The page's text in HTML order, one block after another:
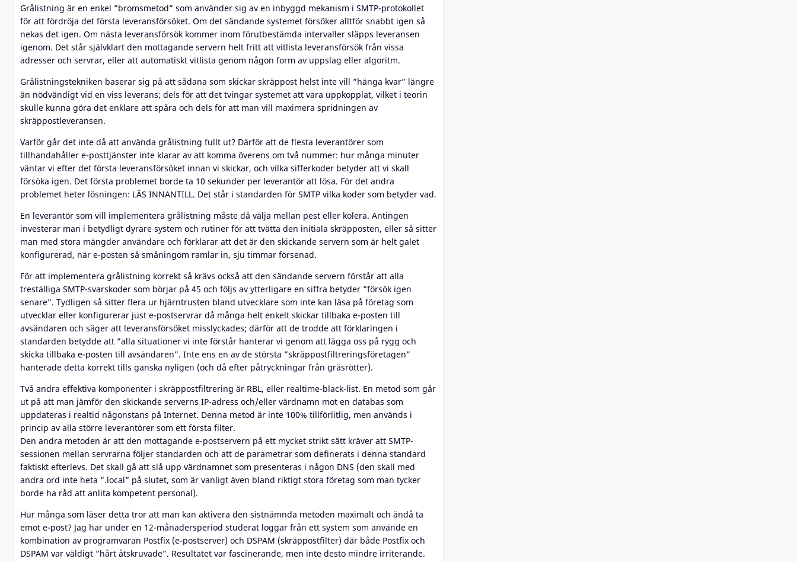
Grålistning är en enkel ”bromsmetod” som använder sig av en inbyggd mekanism i SMTP-protokollet
för att fördröja det första leveransförsöket. Om det sändande systemet försöker alltför snabbt igen så
nekas det igen. Om nästa leveransförsök kommer inom förutbestämda intervaller släpps leveransen
igenom. Det står självklart den mottagande servern helt fritt att vitlista leveransförsök från vissa
adresser och servrar, eller att automatiskt vitlista genom någon form av uppslag eller algoritm.
Grålistningstekniken baserar sig på att sådana som skickar skräppost helst inte vill ”hänga kvar” längre
än nödvändigt vid en viss leverans; dels för att det tvingar systemet att vara uppkopplat, vilket i teorin
skulle kunna göra det enklare att spåra och dels för att man vill maximera spridningen av
skräppostleveransen.
Varför går det inte då att använda grålistning fullt ut? Därför att de flesta leverantörer som
tillhandahåller e-posttjänster inte klarar av att komma överens om två nummer: hur många minuter
väntar vi efter det första leveransförsöket innan vi skickar, och vilka sifferkoder betyder att vi skall
försöka igen. Det första problemet borde ta 10 sekunder per leverantör att lösa. För det andra
problemet heter lösningen: LÄS INNANTILL. Det står i standarden för SMTP vilka koder som betyder vad.
En leverantör som vill implementera grålistning måste då välja mellan pest eller kolera. Antingen
investerar man i betydligt dyrare system och rutiner för att tvätta den initiala skräpposten, eller så sitter
man med stora mängder användare och förklarar att det är den skickande servern som är helt galet
konfigurerad, när e-posten så småningom ramlar in, sju timmar försenad.
För att implementera grålistning korrekt så krävs också att den sändande servern förstår att alla
treställiga SMTP-svarskoder som börjar på 45 och följs av ytterligare en siffra betyder ”försök igen
senare”. Tydligen så sitter flera ur hjärntrusten bland utvecklare som inte kan läsa på företag som
utvecklar eller konfigurerar just e-postservrar då många helt enkelt skickar tillbaka e-posten till
avsändaren och säger att leveransförsöket misslyckades; därför att de trodde att förklaringen i
standarden betydde att ”alla situationer vi inte förstår hanterar vi genom att lägga oss på rygg och
skicka tillbaka e-posten till avsändaren”. Inte ens en av de största ”skräppostfiltreringsföretagen”
hanterade detta korrekt tills ganska nyligen (och då efter påtryckningar från gräsrötter).
Två andra effektiva komponenter i skräppostfiltrering är RBL, eller realtime-black-list. En metod som går
ut på att man jämför den skickande serverns IP-adress och/eller värdnamn mot en databas som
uppdateras i realtid någonstans på Internet. Denna metod är inte 100% tillförlitlig, men används i
princip av alla större leverantörer som ett första filter.
Den andra metoden är att den mottagande e-postservern på ett mycket strikt sätt kräver att SMTP-
sessionen mellan servrarna följer standarden och att de parametrar som definerats i denna standard
faktiskt efterlevs. Det skall gå att slå upp värdnamnet som presenteras i någon DNS (den skall med
andra ord inte heta ”.local” på slutet, som är vanligt även bland riktigt stora företag som man tycker
borde ha råd att anlita kompetent personal).
Hur många som läser detta tror att man kan aktivera den sistnämnda metoden maximalt och ändå ta
emot e-post? Jag har under en 12-månadersperiod studerat loggar från ett system som använde en
kombination av programvaran Postfix (e-postserver) och DSPAM (skräppostfilter) där både Postfix och
DSPAM var väldigt ”hårt åtskruvade”. Resultatet var fascinerande, men inte desto mindre irriterande.